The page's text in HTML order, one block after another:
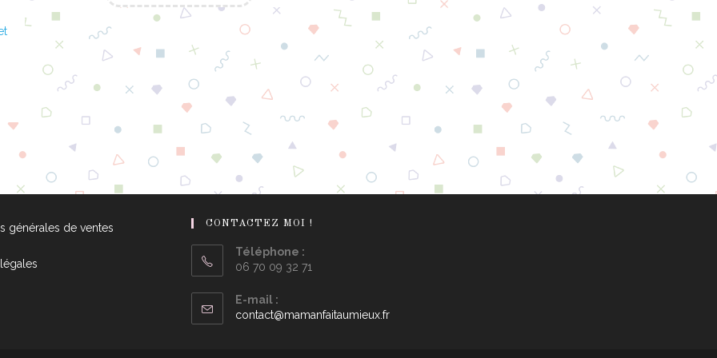
générales de ventes CONTACTEZ MOI !
Téléphone :
06 70 09 32 71
E-mail :
contact@mamanfaitaumieux.fr